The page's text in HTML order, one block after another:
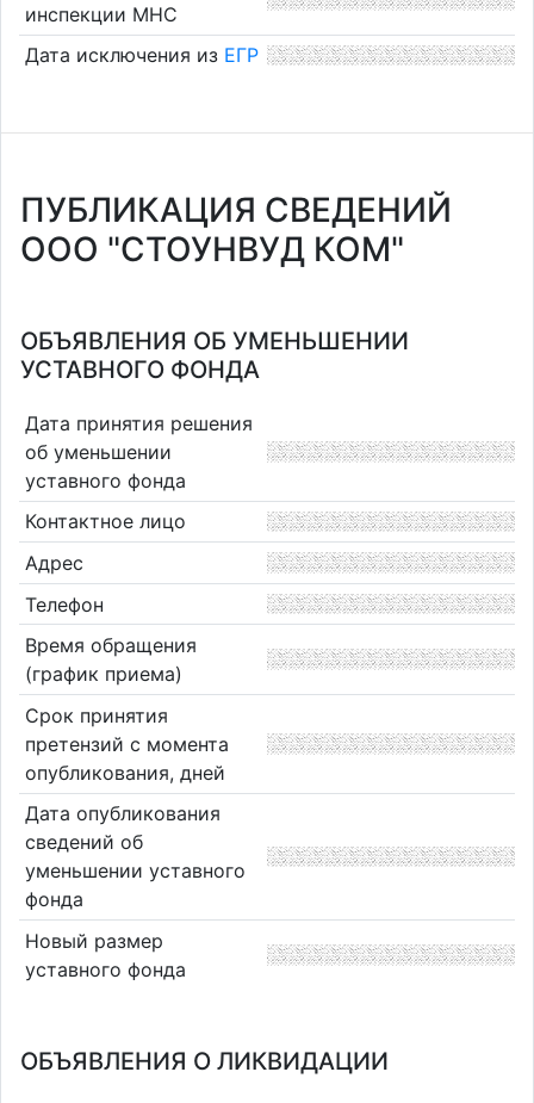
инспекции МНС
Дата исключения из ЕГР
ПУБЛИКАЦИЯ СВЕДЕНИЙ
ООО "СТОУНВУД КОМ"
ОБЪЯВЛЕНИЯ ОБ УМЕНЬШЕНИИ
УСТАВНОГО ФОНДА
Дата принятия решения
об уменьшении
уставного фонда
Контактное лицо
Адрес
Телефон
Время обращения
(график приема)
Срок принятия
претензий с момента
опубликования, дней
Дата опубликования
сведений об
уменьшении уставного
фонда
Новый размер
уставного фонда
ОБЪЯВЛЕНИЯ О ЛИКВИДАЦИИ